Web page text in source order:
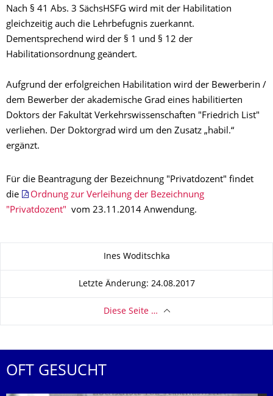
Nach § 41 Abs. 3 SächsHSFG wird mit der Habilitation
gleichzeitig auch die Lehrbefugnis zuerkannt.
Dementsprechend wird der § 1 und § 12 der
Habilitationsordnung geändert.
Aufgrund der erfolgreichen Habilitation wird der Bewerberin /
dem Bewerber der akademische Grad eines habilitierten
Doktors der Fakultät Verkehrswissenschaften "Friedrich List"
verliehen. Der Doktorgrad wird um den Zusatz „habil.“
ergänzt.
Für die Beantragung der Bezeichnung "Privatdozent" findet
die
Ordnung zur Verleihung der Bezeichnung
"Privatdozent" vom 23.11.2014 Anwendung.
Ines Woditschka
Letzte Änderung: 24.08.2017
Diese Seite …
OFT GESUCHT